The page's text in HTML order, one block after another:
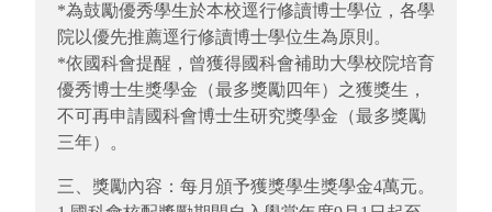
*為鼓勵優秀學生於本校逕行修讀博士學位，各學
院以優先推薦逕行修讀博士學位生為原則。
*依國科會提醒，曾獲得國科會補助大學校院培育
優秀博士生獎學金（最多獎勵四年）之獲獎生，
不可再申請國科會博士生研究獎學金（最多獎勵
三年）。
三、獎勵內容：每月頒予獲獎學生獎學金4萬元。